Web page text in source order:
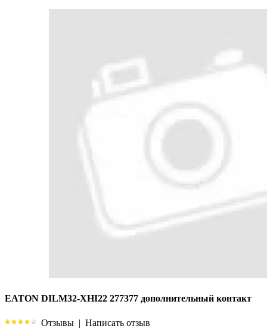
EATON DILM32-XHI22 277377 дополнительный контакт
Отзывы | Написать отзыв